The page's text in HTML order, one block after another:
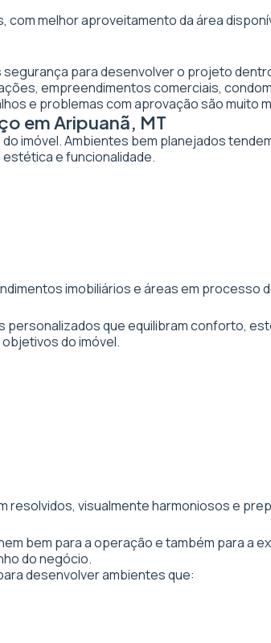
melhor aproveitamento da área
para desenvolver o projeto
empreendimentos comerciais,
e problemas com aprovação são muito
em Aripuanã, MT
imóvel. Ambientes bem planejados
e funcionalidade.
imobiliários e áreas em processo
que equilibram conforto,
do imóvel.
visualmente harmoniosos e
bem para a operação e também para a
do negócio.
desenvolver ambientes que: